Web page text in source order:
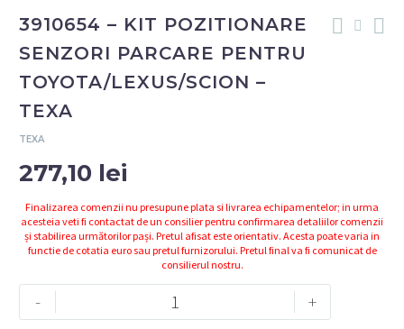
3910654 – KIT POZITIONARE
SENZORI PARCARE PENTRU
TOYOTA/LEXUS/SCION –
TEXA
TEXA
277,10 lei
Finalizarea comenzii nu presupune plata si livrarea echipamentelor; in urma
acesteia veti fi contactat de un consilier pentru confirmarea detaliilor comenzii
și stabilirea următorilor pași. Pretul afisat este orientativ. Acesta poate varia in
functie de cotatia euro sau pretul furnizorului. Pretul final va fi comunicat de
consilierul nostru.
-
Cantitate
3910654
+